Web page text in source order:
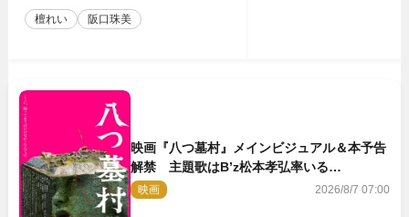
檀れい 阪口珠美
映画『八つ墓村』メインビジュアル＆本予告
解禁 主題歌はB’z松本孝弘率いる
TMG「DOOM」に決定
映画 2026/8/7 07:00